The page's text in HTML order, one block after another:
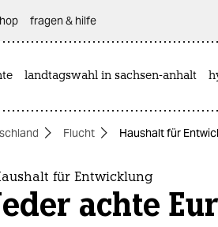
fragen & hilfe
landtagswahl in sachsen-anhalt
Flucht Haushalt für
für Entwicklung
achte